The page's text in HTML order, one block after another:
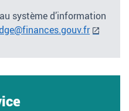
système d’information